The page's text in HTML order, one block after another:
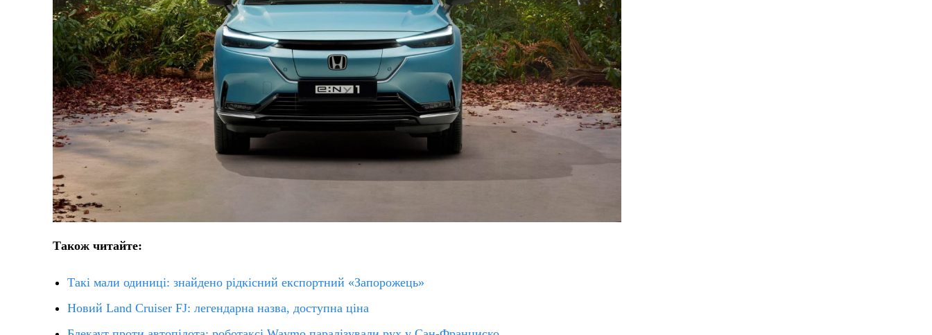
Також читайте:
Такі мали одиниці: знайдено рідкісний експортний «Запорожець»
Новий Land Cruiser FJ: легендарна назва, доступна ціна